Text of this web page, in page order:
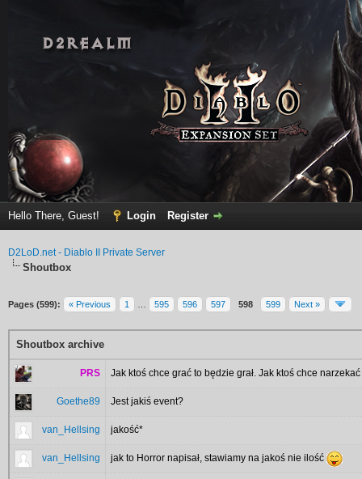
Hello There, Guest! Login Register
D2LoD.net - Diablo II Private Server
Shoutbox
Pages (599): « Previous 1 595 596 597 598 599 Next »
Shoutbox archive
PRS Jak ktoś chce grać to będzie grał. Jak ktoś chce
Goethe89 Jest jakiś event?
van_Hellsing jakość*
van_Hellsing jak to Horror napisał, stawiamy na jakoś nie ilość